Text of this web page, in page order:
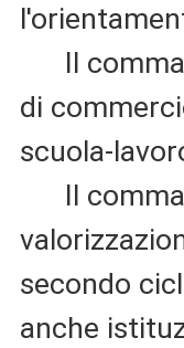
Il comma
di
scuola-
Il comma
secondo
anche